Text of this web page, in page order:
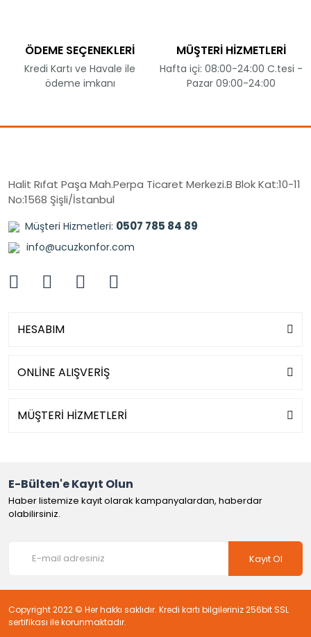
ÖDEME SEÇENEKLERİ
Kredi Kartı ve Havale ile
ödeme imkanı
MÜŞTERİ HİZMETLERİ
Hafta içi: 08:00-24:00 C.tesi -
Pazar 09:00-24:00
Halit Rıfat Paşa Mah.Perpa Ticaret Merkezi.B Blok Kat:10-11
No:1568 Şişli/İstanbul
Müşteri Hizmetleri: 0507 785 84 89
info@ucuzkonfor.com
HESABIM
ONLİNE ALIŞVERİŞ
MÜŞTERİ HİZMETLERİ
E-Bülten'e Kayıt Olun
Haber listemize kayıt olarak kampanyalardan, haberdar
olabilirsiniz.
Kayıt Ol
Copyright 2022 © Her hakkı saklıdır. Kredi kartı bilgileriniz 256bit SSL
sertifikası ile korunmaktadır.